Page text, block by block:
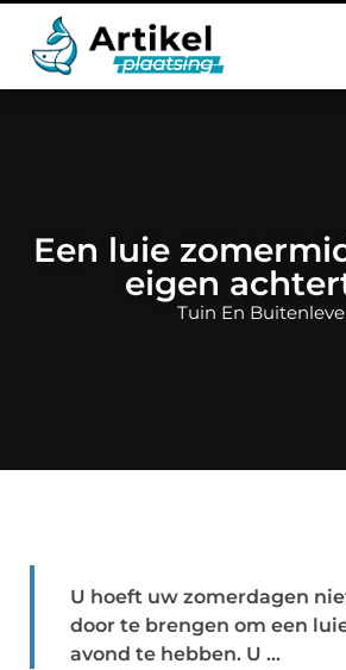
Een luie
eigen
Tuin En
U hoeft uw zomerdagen
door te brengen om een
avond te hebben. U ...